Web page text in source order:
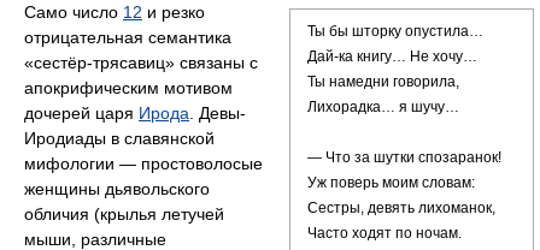
Ты бы шторку опустила…
Дай-ка книгу… Не хочу…
Ты намедни говорила,
Лихорадка… я шучу…
— Что за шутки спозаранок!
Уж поверь моим словам:
Сестры, девять лихоманок,
Часто ходят по ночам.
Само число 12 и резко
отрицательная семантика
«сестёр-трясавиц» связаны с
апокрифическим мотивом
дочерей царя Ирода . Девы-
Иродиады в славянской
мифологии — простоволосые
женщины дьявольского
обличия (крылья летучей
мыши, различные